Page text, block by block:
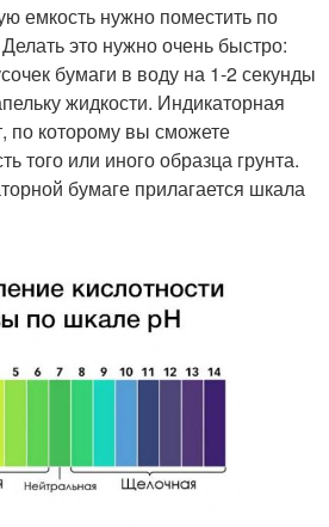
емкость нужно поместить по
это нужно очень быстро:
бумаги в воду на 1-2 секунды
жидкости. Индикаторная
по которому вы сможете
того или иного образца грунта.
бумаге прилагается шкала